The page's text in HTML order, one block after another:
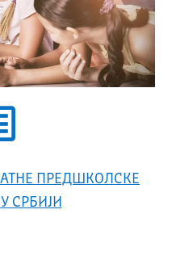
ПРЕДШКОЛСКЕ
СРБИЈИ